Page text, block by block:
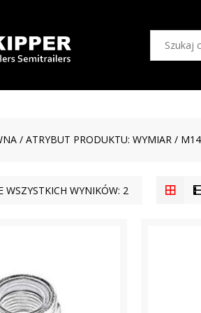
/ ATRYBUT PRODUKTU: WYMIAR / M14
WSZYSTKICH WYNIKÓW: 2